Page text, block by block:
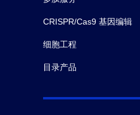
CRISPR/Cas9 基因编辑
细胞工程
目录产品